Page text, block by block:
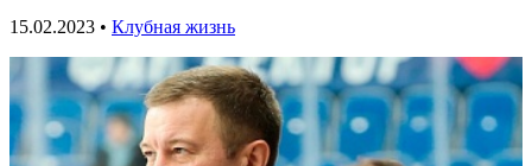
15.02.2023 • Клубная жизнь